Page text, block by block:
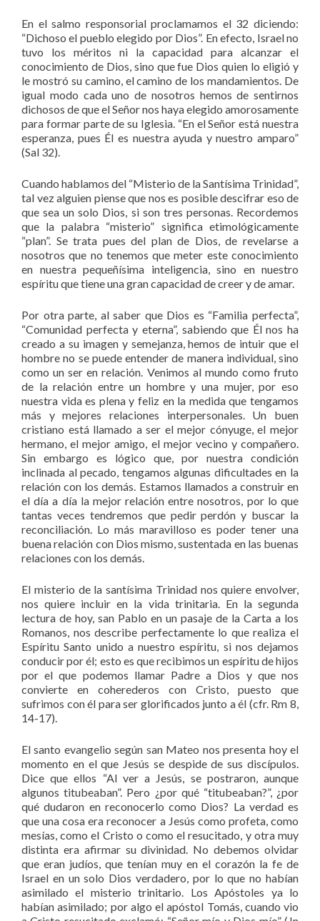
En el salmo responsorial proclamamos el 32 diciendo:
“Dichoso el pueblo elegido por Dios”. En efecto, Israel no
tuvo los méritos ni la capacidad para alcanzar el
conocimiento de Dios, sino que fue Dios quien lo eligió y
le mostró su camino, el camino de los mandamientos. De
igual modo cada uno de nosotros hemos de sentirnos
dichosos de que el Señor nos haya elegido amorosamente
para formar parte de su Iglesia. “En el Señor está nuestra
esperanza, pues Él es nuestra ayuda y nuestro amparo”
(Sal 32).
Cuando hablamos del “Misterio de la Santísima Trinidad”,
tal vez alguien piense que nos es posible descifrar eso de
que sea un solo Dios, si son tres personas. Recordemos
que la palabra “misterio” significa etimológicamente
“plan”. Se trata pues del plan de Dios, de revelarse a
nosotros que no tenemos que meter este conocimiento
en nuestra pequeñísima inteligencia, sino en nuestro
espíritu que tiene una gran capacidad de creer y de amar.
Por otra parte, al saber que Dios es “Familia perfecta”,
“Comunidad perfecta y eterna”, sabiendo que Él nos ha
creado a su imagen y semejanza, hemos de intuir que el
hombre no se puede entender de manera individual, sino
como un ser en relación. Venimos al mundo como fruto
de la relación entre un hombre y una mujer, por eso
nuestra vida es plena y feliz en la medida que tengamos
más y mejores relaciones interpersonales. Un buen
cristiano está llamado a ser el mejor cónyuge, el mejor
hermano, el mejor amigo, el mejor vecino y compañero.
Sin embargo es lógico que, por nuestra condición
inclinada al pecado, tengamos algunas dificultades en la
relación con los demás. Estamos llamados a construir en
el día a día la mejor relación entre nosotros, por lo que
tantas veces tendremos que pedir perdón y buscar la
reconciliación. Lo más maravilloso es poder tener una
buena relación con Dios mismo, sustentada en las buenas
relaciones con los demás.
El misterio de la santísima Trinidad nos quiere envolver,
nos quiere incluir en la vida trinitaria. En la segunda
lectura de hoy, san Pablo en un pasaje de la Carta a los
Romanos, nos describe perfectamente lo que realiza el
Espíritu Santo unido a nuestro espíritu, si nos dejamos
conducir por él; esto es que recibimos un espíritu de hijos
por el que podemos llamar Padre a Dios y que nos
convierte en coherederos con Cristo, puesto que
sufrimos con él para ser glorificados junto a él (cfr. Rm 8,
14-17).
El santo evangelio según san Mateo nos presenta hoy el
momento en el que Jesús se despide de sus discípulos.
Dice que ellos “Al ver a Jesús, se postraron, aunque
algunos titubeaban”. Pero ¿por qué “titubeaban?”, ¿por
qué dudaron en reconocerlo como Dios? La verdad es
que una cosa era reconocer a Jesús como profeta, como
mesías, como el Cristo o como el resucitado, y otra muy
distinta era afirmar su divinidad. No debemos olvidar
que eran judíos, que tenían muy en el corazón la fe de
Israel en un solo Dios verdadero, por lo que no habían
asimilado el misterio trinitario. Los Apóstoles ya lo
habían asimilado; por algo el apóstol Tomás, cuando vio